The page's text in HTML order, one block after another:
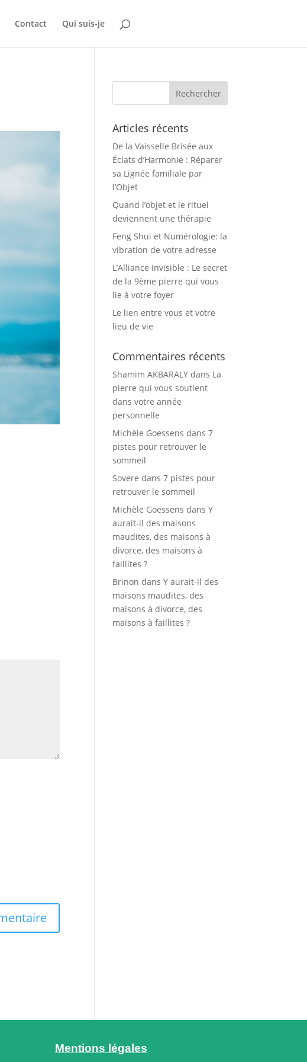
Contact Qui suis-je
Articles récents
De la Vaisselle Brisée aux
Éclats d’Harmonie : Réparer
sa Lignée familiale par
l’Objet
Quand l’objet et le rituel
deviennent une thérapie
Feng Shui et Numérologie: la
vibration de votre adresse
L’Alliance Invisible : Le secret
de la 9ème pierre qui vous
lie à votre foyer
Le lien entre vous et votre
lieu de vie
Commentaires récents
Shamim AKBARALY dans La
pierre qui vous soutient
dans votre année
personnelle
Michèle Goessens dans7
pistes pour retrouver le
sommeil
Sovere dans7 pistes pour
retrouver le sommeil
Michèle Goessens dansY
aurait-il des maisons
maudites, des maisons à
divorce, des maisons à
faillites ?
Brinon dansY aurait-il des
maisons maudites, des
maisons à divorce, des
maisons à faillites ?
Mentions légales